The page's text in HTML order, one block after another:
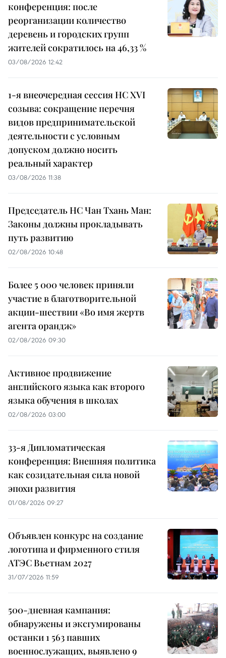
конференция: после
реорганизации количество
деревень и городских групп
жителей сократилось на 46,33 %
03/08/2026 12:42
1-я внеочередная сессия НС XVI
созыва: сокращение перечня
видов предпринимательской
деятельности с условным
допуском должно носить
реальный характер
03/08/2026 11:38
Председатель НС Чан Тхань Ман:
Законы должны прокладывать
путь развитию
02/08/2026 10:48
Более 5 000 человек приняли
участие в благотворительной
акции-шествии «Во имя жертв
агента орандж»
02/08/2026 09:30
Активное продвижение
английского языка как второго
языка обучения в школах
02/08/2026 03:00
33-я Дипломатическая
конференция: Внешняя политика
как созидательная сила новой
эпохи развития
01/08/2026 09:27
Объявлен конкурс на создание
логотипа и фирменного стиля
АТЭС Вьетнам 2027
31/07/2026 11:59
500-дневная кампания:
обнаружены и эксгумированы
останки 1 563 павших
военнослужащих, выявлено 9